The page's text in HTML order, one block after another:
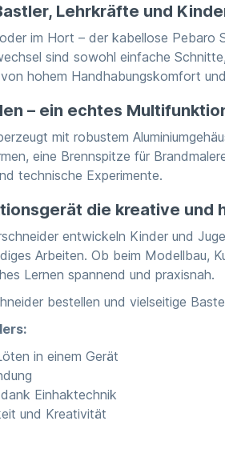
Lehrkräfte und
im Hort – der kabellose
sind sowohl einfache
hohem Handhabungskomfort
– ein echtes
mit robustem
eine Brennspitze für
technische Experimente.
die kreative und
entwickeln Kinder und
Arbeiten. Ob beim Modellbau,
Lernen spannend und praxisnah.
bestellen und vielseitige
in einem Gerät
Einhaktechnik
und Kreativität